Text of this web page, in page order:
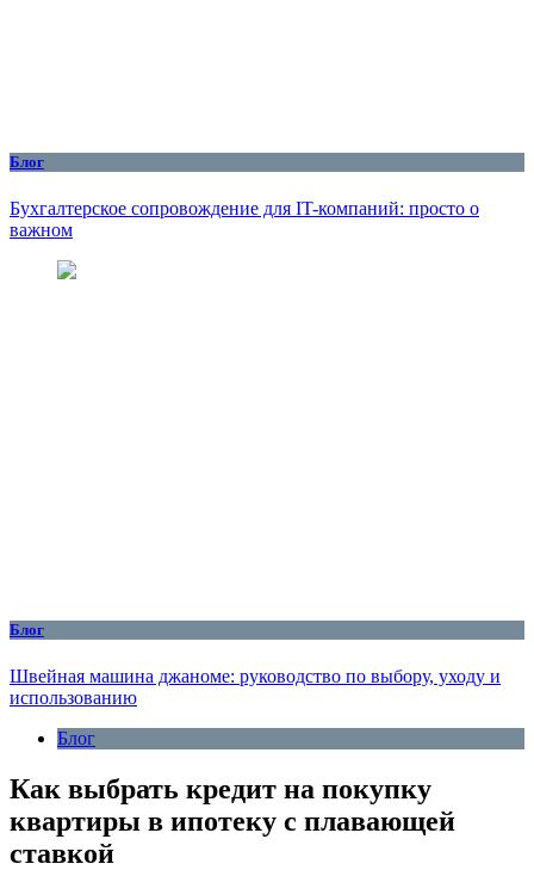
Блог
Бухгалтерское сопровождение для IT-компаний: просто о
важном
Блог
Швейная машина джаноме: руководство по выбору, уходу и
использованию
Блог
Как выбрать кредит на покупку
квартиры в ипотеку с плавающей
ставкой